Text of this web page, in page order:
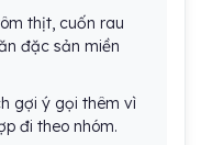
thịt, cuốn rau
đặc sản miền
gợi ý gọi thêm vì
đi theo nhóm.